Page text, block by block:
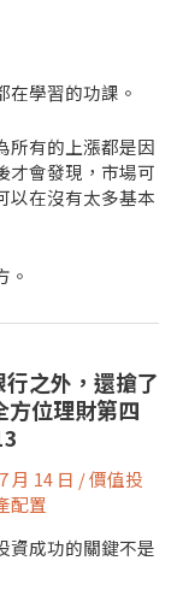
學習的功課。
所有的上漲都是因
才會發現，市場可
以在沒有太多基本
。
行之外，還搶了
方位理財第四
月 14 日 /價值投
配置
資成功的關鍵不是